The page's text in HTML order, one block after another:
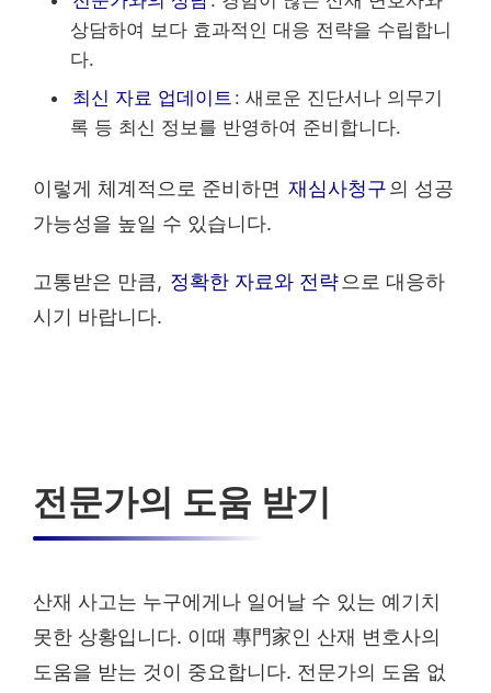
상담하여 보다 효과적인 대응 전략을 수립합니
다.
최신 자료 업데이트 : 새로운 진단서나 의무기
록 등 최신 정보를 반영하여 준비합니다.
이렇게 체계적으로 준비하면 재심사청구의 성공
가능성을 높일 수 있습니다.
고통받은 만큼, 정확한 자료와 전략 으로 대응하
시기 바랍니다.
전문가의 도움 받기
산재 사고는 누구에게나 일어날 수 있는 예기치
못한 상황입니다. 이때 專門家인 산재 변호사의
도움을 받는 것이 중요합니다. 전문가의 도움 없